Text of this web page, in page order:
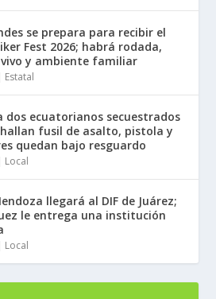
se prepara para recibir el
Fest 2026; habrá rodada,
vivo y ambiente familiar
Estatal
dos ecuatorianos secuestrados
hallan fusil de asalto, pistola y
quedan bajo resguardo
Local
llegará al DIF de Juárez;
le entrega una institución
Local